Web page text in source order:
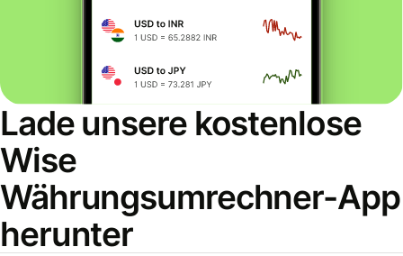
Lade unsere kostenlose
Wise
Währungsumrechner-App
herunter